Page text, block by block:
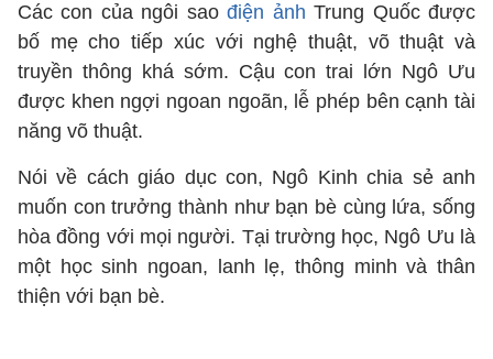
Các con của ngôi saođiện ảnh Trung Quốc được
bố mẹ cho tiếp xúc với nghệ thuật, võ thuật và
truyền thông khá sớm. Cậu con trai lớn Ngô Ưu
được khen ngợi ngoan ngoãn, lễ phép bên cạnh tài
năng võ thuật.
Nói về cách giáo dục con, Ngô Kinh chia sẻ anh
muốn con trưởng thành như bạn bè cùng lứa, sống
hòa đồng với mọi người. Tại trường học, Ngô Ưu là
một học sinh ngoan, lanh lẹ, thông minh và thân
thiện với bạn bè.